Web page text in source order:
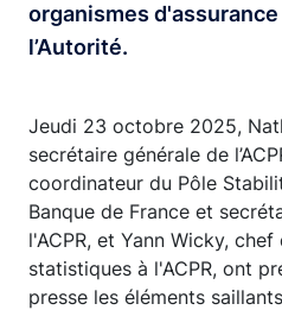
organismes
l’Autorité.
Jeudi 23 octobre 2025,
secrétaire générale de
coordinateur du Pôle
Banque de France et
l'ACPR, et Yann Wicky,
statistiques à l'ACPR, ont
presse les éléments